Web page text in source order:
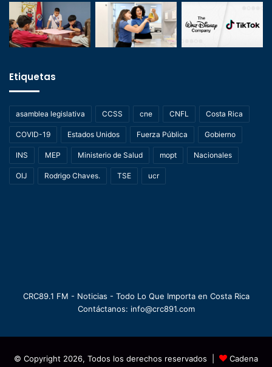
Etiquetas
asamblea legislativa CCSS cne CNFL Costa Rica
COVID-19 Estados Unidos Fuerza Pública Gobierno
INS MEP Ministerio de Salud mopt Nacionales
OIJ Rodrigo Chaves. TSE ucr
CRC89.1 FM - Noticias - Todo Lo Que Importa en Costa Rica
Contáctanos: info@crc891.com
© Copyright 2026, Todos los derechos reservados | Cadena